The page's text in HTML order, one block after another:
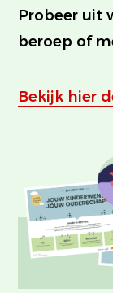
Probeer uit
beroep of
Bekijk hier